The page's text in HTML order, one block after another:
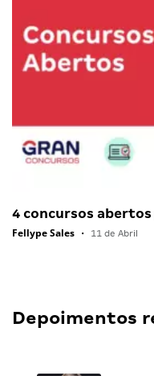
4 concursos
Fellype Sales • 11 de Abril
Depoimentos